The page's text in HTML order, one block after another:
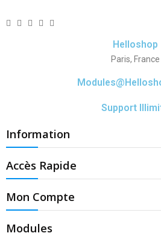
Helloshop
Paris, France
Support
Information
Accès Rapide
Mon Compte
Modules